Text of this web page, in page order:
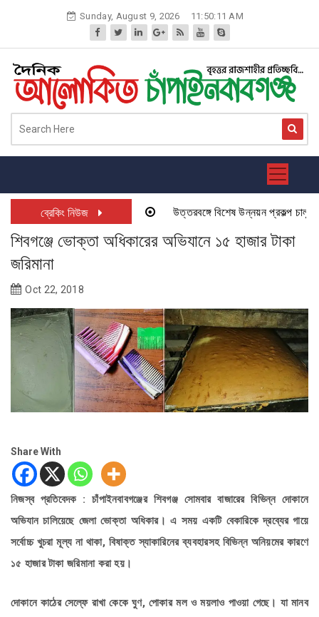
Sunday, August 9, 2026 11:50:11 AM
ব্রেকিং নিউজ উত্তরবঙ্গে বিশেষ উন্নয়ন প্রকল্প চালু
শিবগঞ্জে ভোক্তা অধিকারের অভিযানে ১৫ হাজার টাকা
জরিমানা
Oct 22, 2018
Share With
নিজস্ব প্রতিবেদক : চাঁপাইনবাবগঞ্জের শিবগঞ্জ সোমবার বাজারের বিভিন্ন দোকানে
অভিযান চালিয়েছে জেলা ভোক্তা অধিকার। এ সময় একটি বেকারিকে দ্রব্যের গায়ে
সর্বোচ্চ খুচরা মূল্য না থাকা, বিষাক্ত স্যাকারিনের ব্যবহারসহ বিভিন্ন অনিয়মের কারণে
১৫ হাজার টাকা জরিমানা করা হয়।
দোকানে কাঠের সেল্ফে রাখা কেকে ঘুণ, পোকার মল ও ময়লাও পাওয়া গেছে। যা মানব